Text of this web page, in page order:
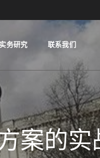
务研究 联系我们
方案的